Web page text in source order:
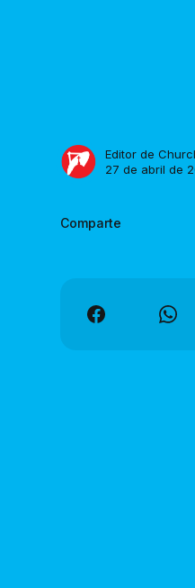
Editor de
27 de abril de
Comparte